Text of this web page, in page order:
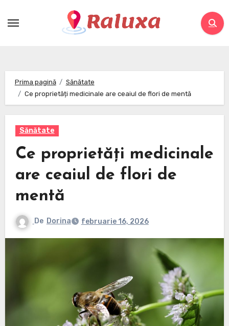
Prima pagină
Sănătate
Ce proprietăți medicinale are ceaiul de flori de mentă
Sănătate
Ce proprietăți medicinale
are ceaiul de flori de
mentă
De Dorina februarie 16, 2026